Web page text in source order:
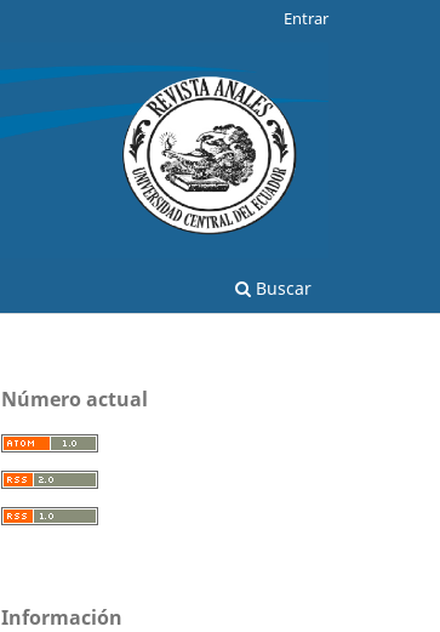
Buscar
Entrar
Número actual
Información